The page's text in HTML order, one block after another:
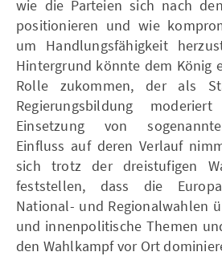
wie die Parteien sich nach
positionieren und wie
um Handlungsfähigkeit
Hintergrund könnte dem König
Rolle zukommen, der als
Regierungsbildung
Einsetzung von
Einfluss auf deren Verlauf
sich trotz der dreistufigen
feststellen, dass die
National- und Regionalwahlen
und innenpolitische Themen
den Wahlkampf vor Ort